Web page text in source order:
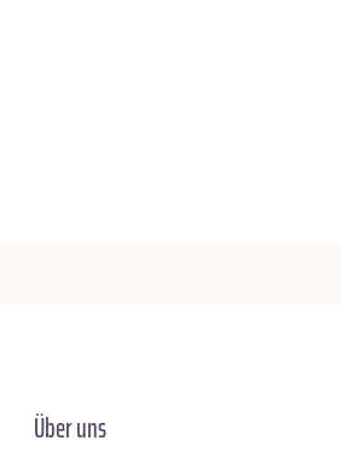
Über uns